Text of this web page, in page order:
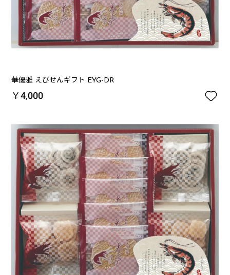
華優雅 えびせんギフト EYG-DR
￥4,000 